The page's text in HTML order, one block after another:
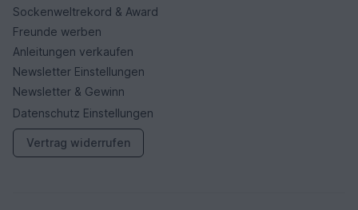
Sockenweltrekord & Award
Freunde werben
Anleitungen verkaufen
Newsletter Einstellungen
Newsletter & Gewinn
Datenschutz Einstellungen
Vertrag widerrufen